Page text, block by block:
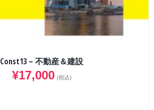
Const13 – 不動産＆建設
¥17,000 (税込)